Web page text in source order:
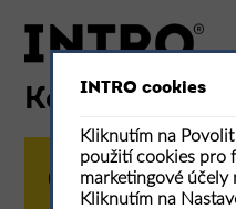
INTRO cookies
Kliknutím na
použití cookies pro
marketingové účely
Kliknutím na
Košík / Co v
přehled 2